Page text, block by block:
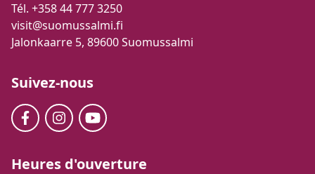
Tél. +358 44 777 3250
visit@suomussalmi.fi
Jalonkaarre 5, 89600 Suomussalmi
Suivez-nous
Heures d'ouverture